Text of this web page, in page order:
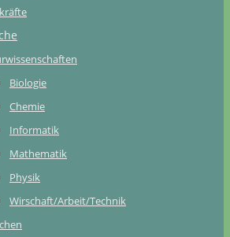
Biologie
Chemie
Informatik
Mathematik
Physik
Wirschaft/Arbeit/Technik